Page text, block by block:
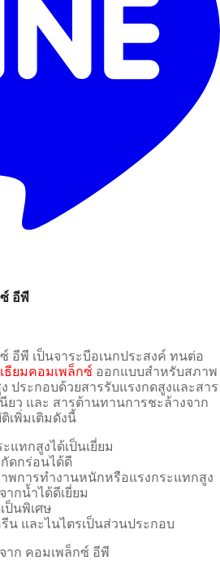
อีพี
อีพี เป็นจาระบีอเนกประสงค์ ทนต่อ
ธียมคอมเพล็กซ์ ออกแบบสำหรับสภาพ
ประกอบด้วยสารรับแรงกดสูงและสาร
ยว และ สารต้านทานการชะล้างจาก
เพิ่มเติมดังนี้
แทกสูงได้เป็นเยี่ยม
ดกร่อนได้ดี
พการทำงานหนักหรือแรงกระแทกสูง
กน้ำได้ดีเยี่ยม
ป็นพิเศษ
น และไนไตรเป็นส่วนประกอบ
าก คอมเพล็กซ์ อีพี